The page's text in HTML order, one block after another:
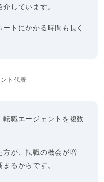
しています。
トにかかる時間も長く
ト代表
職エージェントを複数
方が、転職の機会が増
るからです。